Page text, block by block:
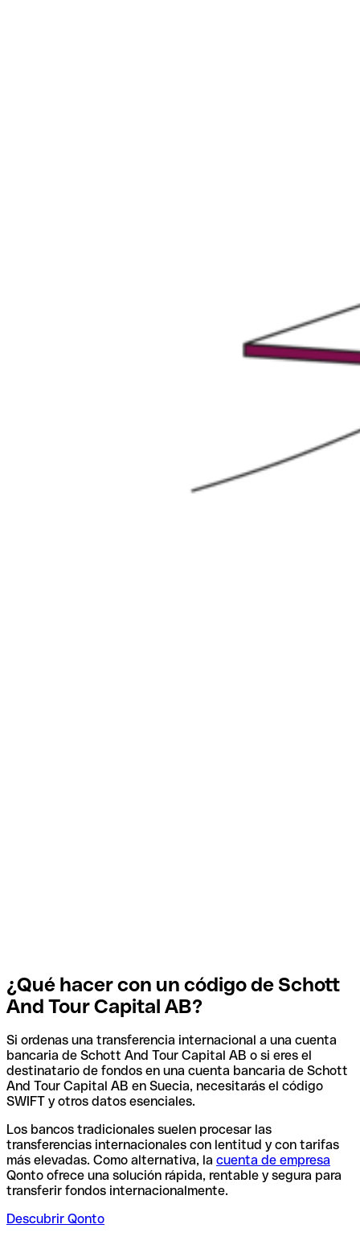
¿Qué hacer con un código de Schott
And Tour Capital AB?
Si ordenas una transferencia internacional a una cuenta
bancaria de Schott And Tour Capital AB o si eres el
destinatario de fondos en una cuenta bancaria de Schott
And Tour Capital AB en Suecia, necesitarás el código
SWIFT y otros datos esenciales.
Los bancos tradicionales suelen procesar las
transferencias internacionales con lentitud y con tarifas
más elevadas. Como alternativa, la cuenta de empresa
Qonto ofrece una solución rápida, rentable y segura para
transferir fondos internacionalmente.
Descubrir Qonto